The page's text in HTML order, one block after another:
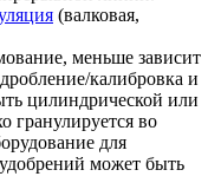
(валковая,
меньше зависит
калибровка и
цилиндрической или
гранулируется во
для
может быть